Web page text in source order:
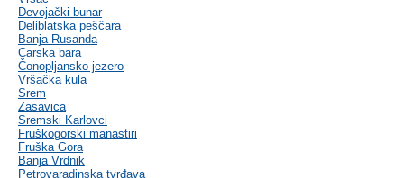
Devojački bunar
Deliblatska peščara
Banja Rusanda
Carska bara
Čonopljansko jezero
Vršačka kula
Srem
Zasavica
Sremski Karlovci
Fruškogorski manastiri
Fruška Gora
Banja Vrdnik
Petrovaradinska tvrđava